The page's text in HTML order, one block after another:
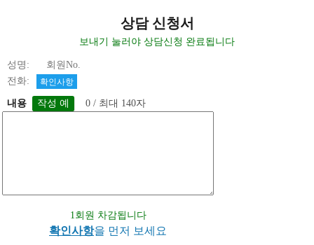
상담 신청서
보내기 눌러야 상담신청 완료됩니다
성명: 회원No.
전화:
확인사항
내용 0 / 최대 140자
1회원 차감됩니다
확인사항을 먼저 보세요